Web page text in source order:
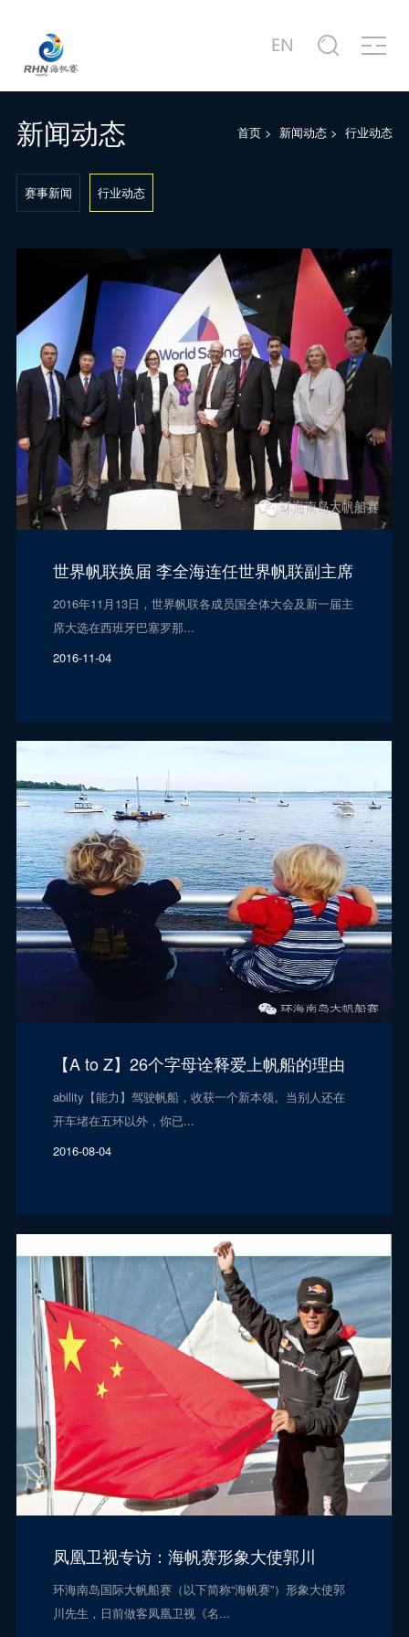
关于赛事
赛事公告
赛事概况
商务合作
合作商家介绍
合作概况
新闻中心
赛事新闻
行业动态
赛事图片
赛事精选
主题活动
赛事视频
赛事专题片
赛事宣传片
服务中心
城市介绍
港口介绍
站点信息
公司简介
发展历程
新闻动态 首页 > 新闻动态 > 行业动态
赛事新闻 行业动态
世界帆联换届 李全海连任世界帆联副主席
2016年11月13日，世界帆联各成员国全体大会及新一届主
席大选在西班牙巴塞罗那...
2016-11-04
【A to Z】26个字母诠释爱上帆船的理由
ability【能力】驾驶帆船，收获一个新本领。当别人还在
开车堵在五环以外，你已...
2016-08-04
凤凰卫视专访：海帆赛形象大使郭川
环海南岛国际大帆船赛（以下简称“海帆赛”）形象大使郭
川先生，日前做客凤凰卫视《名...